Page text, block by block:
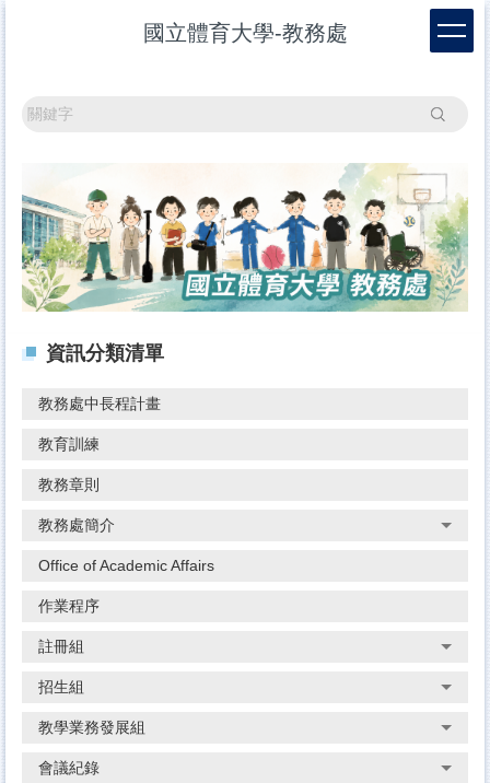
國立體育大學-教務處
搜尋
資訊分類清單
教務處中長程計畫
教育訓練
教務章則
教務處簡介
Office of Academic Affairs
作業程序
註冊組
招生組
教學業務發展組
會議紀錄